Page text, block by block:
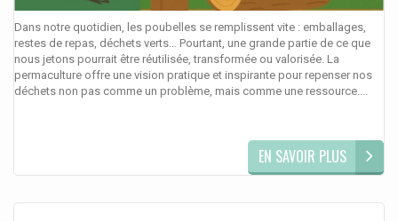
Dans notre quotidien, les poubelles se remplissent vite : emballages,
restes de repas, déchets verts… Pourtant, une grande partie de ce que
nous jetons pourrait être réutilisée, transformée ou valorisée. La
permaculture offre une vision pratique et inspirante pour repenser nos
déchets non pas comme un problème, mais comme une ressource....
EN SAVOIR PLUS